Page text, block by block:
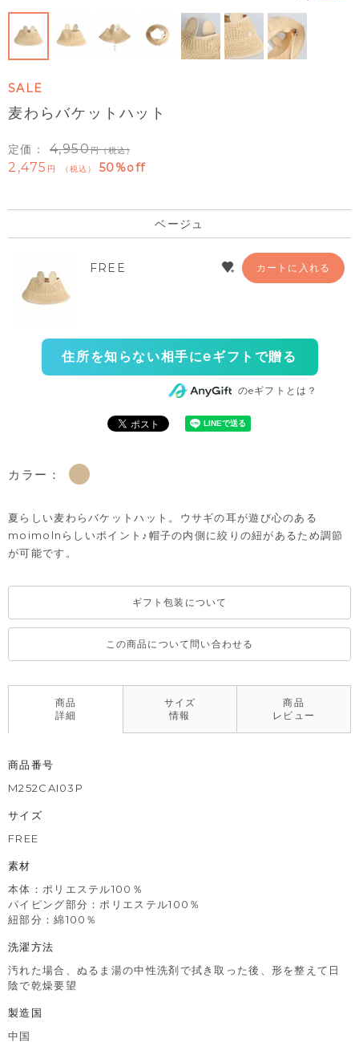
SALE
麦わらバケットハット
定価： 4,950 （税込）
2,475 税込 50%off
ベージュ
FREE カートに入れる
住所を知らない相手にeギフトで贈る
のeギフトとは？
カラー：
夏らしい麦わらバケットハット。ウサギの耳が遊び心のある
moimolnらしいポイント♪帽子の内側に絞りの紐があるため調節
が可能です。
ギフト包装について
この商品について問い合わせる
商品
詳細
サイズ
情報
商品
レビュー
商品番号
M252CAI03P
サイズ
FREE
素材
本体：ポリエステル100％
パイピング部分：ポリエステル100％
紐部分：綿100％
洗濯方法
汚れた場合、ぬるま湯の中性洗剤で拭き取った後、形を整えて日
陰で乾燥要望
製造国
中国